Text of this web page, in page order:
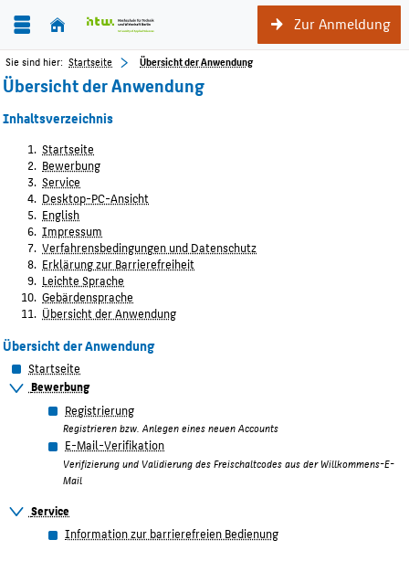
Zur Anmeldung
Sie sind hier: Startseite Übersicht der Anwendung
Übersicht der Anwendung
Inhaltsverzeichnis
Startseite
Bewerbung
Service
Desktop-PC-Ansicht
English
Impressum
Verfahrensbedingungen und Datenschutz
Erklärung zur Barrierefreiheit
Leichte Sprache
Gebärdensprache
Übersicht der Anwendung
Übersicht der Anwendung
Startseite
Bewerbung
Registrierung
Registrieren bzw. Anlegen eines neuen Accounts
E-Mail-Verifikation
Verifizierung und Validierung des Freischaltcodes aus der Willkommens-E-
Mail
Service
Information zur barrierefreien Bedienung